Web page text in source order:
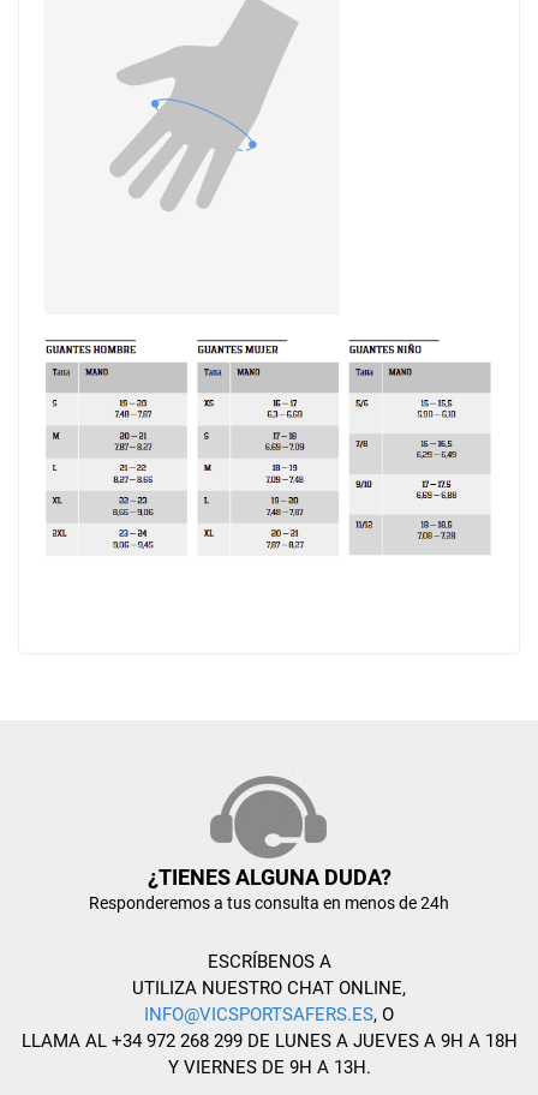
¿TIENES ALGUNA DUDA?
Responderemos a tus consulta en menos de 24h
ESCRÍBENOS A
UTILIZA NUESTRO CHAT ONLINE,
INFO@VICSPORTSAFERS.ES, O
LLAMA AL +34 972 268 299 DE LUNES A JUEVES A 9H A 18H
Y VIERNES DE 9H A 13H.